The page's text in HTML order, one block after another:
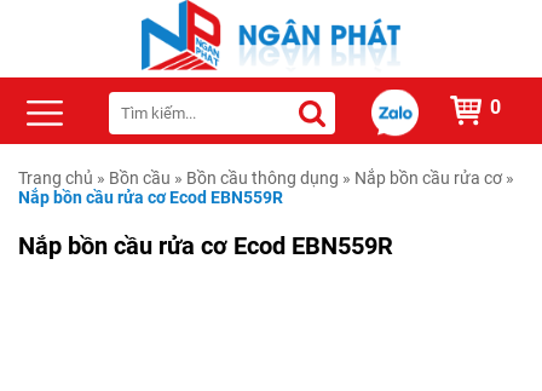
0
Trang chủ » Bồn cầu » Bồn cầu thông dụng » Nắp bồn cầu rửa cơ »
Nắp bồn cầu rửa cơ Ecod EBN559R
Nắp bồn cầu rửa cơ Ecod EBN559R